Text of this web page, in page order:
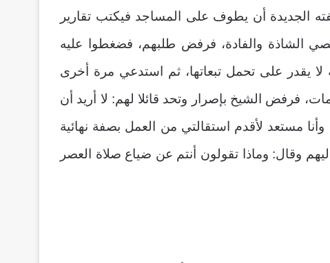
الجديدة أن يطوف على المساجد فيكتب تقارير
الشاذة والفادة، فرفض طلبهم، فضغطوا عليه
يقدر على تحمل تبعاتها، ثم استدعي مرة أخرى
فرفض الشيخ بإصرار وتحد قائلا لهم: لا أريد أن
مستعد لأقدم استقالتي من العمل بصفة نهائية
وقال: وماذا تقولون أنتم عن ضياع صلاة العصر